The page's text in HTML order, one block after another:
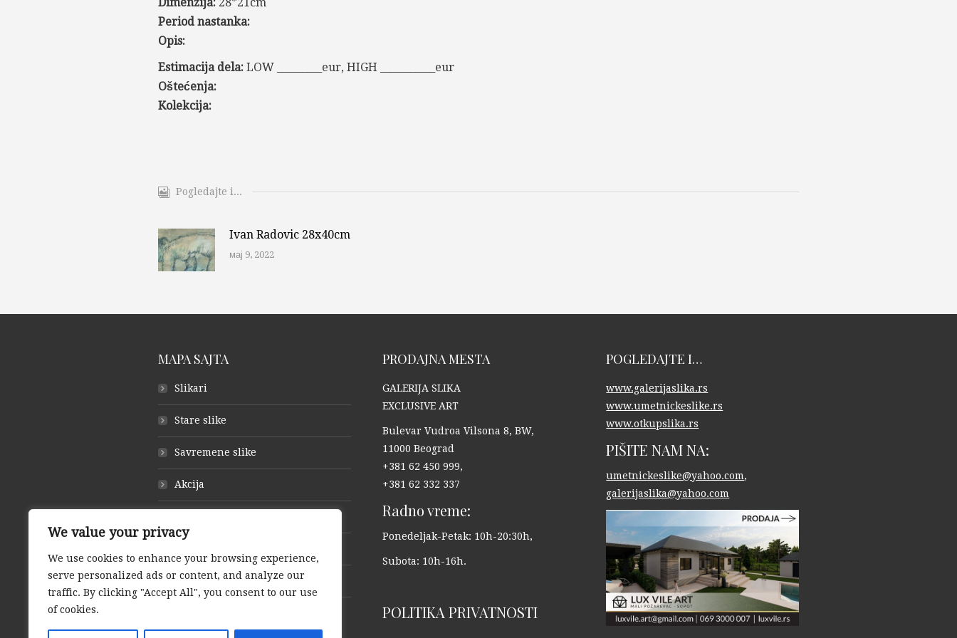
We value your privacy
We use cookies to enhance your browsing experience,
serve personalized ads or content, and analyze our
traffic. By clicking "Accept All", you consent to our use
of cookies.
Period nastanka:
Opis:
Estimacija dela: LOW _________eur, HIGH ___________eur
Oštećenja:
Kolekcija:
Pogledajte i...
Ivan Radovic 28x40cm
мај 9, 2022
MAPA SAJTA
Slikari
Stare slike
Savremene slike
Akcija
Kontakt
PRODAJNA MESTA
GALERIJA SLIKA
EXCLUSIVE ART
Bulevar Vudroa Vilsona 8, BW,
11000 Beograd
+381 62 450 999,
+381 62 332 337
Radno vreme:
Ponedeljak-Petak: 10h-20:30h,
Subota: 10h-16h.
POLITIKA PRIVATNOSTI
POGLEDAJTE I…
www.galerijaslika.rs
www.umetnickeslike.rs
www.otkupslika.rs
PIŠITE NAM NA:
umetnickeslike@yahoo.com,
galerijaslika@yahoo.com